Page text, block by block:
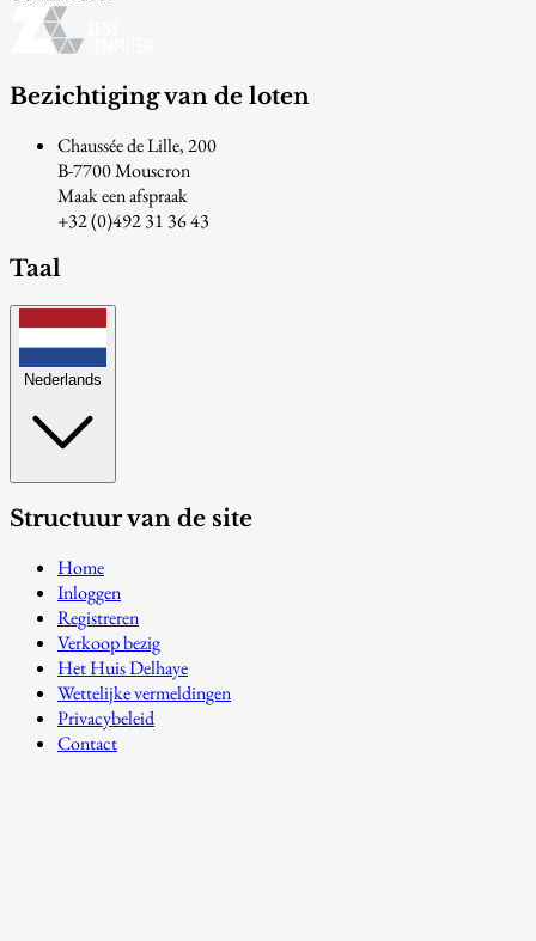
Bezichtiging van de loten
Chaussée de Lille, 200
B-7700 Mouscron
Maak een afspraak
+32 (0)492 31 36 43
Taal
Nederlands
Structuur van de site
Home
Inloggen
Registreren
Verkoop bezig
Het Huis Delhaye
Wettelijke vermeldingen
Privacybeleid
Contact